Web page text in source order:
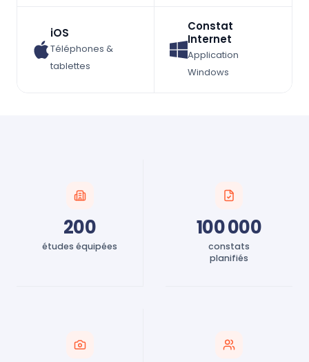
iOS
Téléphones &
tablettes
Constat
Internet
Application
Windows
200
études équipées
100 000
constats
planifiés